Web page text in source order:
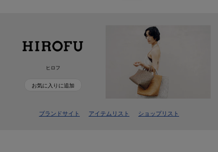
ヒロフ
お気に入りに追加
ブランドサイト アイテムリスト ショップリスト